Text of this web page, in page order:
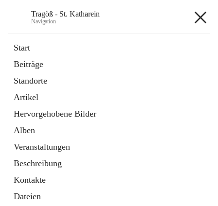
Tragöß - St. Katharein
Navigation
Start
Beiträge
Standorte
Artikel
Hervorgehobene Bilder
Alben
Veranstaltungen
Beschreibung
Kontakte
Dateien
Externe Webseite
in
Tab
Abenteuerregion Erzberg-Leoben
Artikel
öffnet
in
neuem
Tab